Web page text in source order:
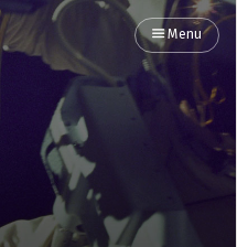
Menu